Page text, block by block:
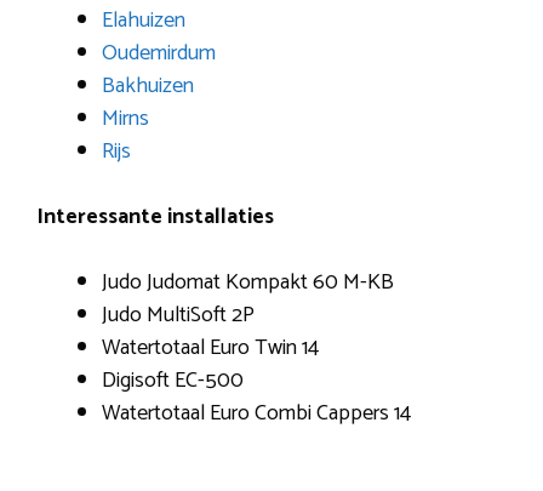
Elahuizen
Oudemirdum
Bakhuizen
Mirns
Rijs
Interessante installaties
Judo Judomat Kompakt 60 M-KB
Judo MultiSoft 2P
Watertotaal Euro Twin 14
Digisoft EC-500
Watertotaal Euro Combi Cappers 14